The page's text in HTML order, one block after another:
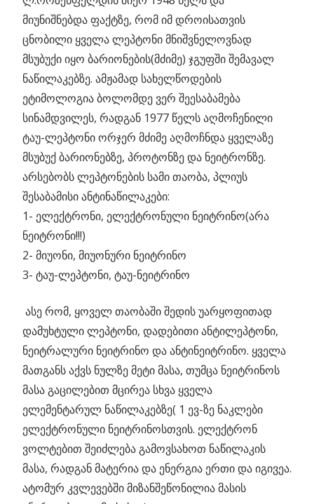
მიუნიშნებდა ფაქტზე, რომ იმ დროისათვის
ცნობილი ყველა ლეპტონი მნიშვნელოვნად
მსუბუქი იყო ბარიონების(მძიმე) ჯგუფში შემავალ
ნაწილაკებზე. ამჟამად სახელწოდების
ეტიმოლოგია ბოლომდე ვერ შეესაბამება
სინამდვილეს, რადგან 1977 წელს აღმოჩენილი
ტაუ-ლეპტონი ორჯერ მძიმე აღმოჩნდა ყველაზე
მსუბუქ ბარიონებზე, პროტონზე და ნეიტრონზე.
არსებობს ლეპტონების სამი თაობა, პლიუს
შესაბამისი ანტინაწილაკები:
1- ელექტრონი, ელექტრონული ნეიტრინო(არა
ნეიტრონი!!!)
2- მიუონი, მიუონური ნეიტრინო
3- ტაუ-ლეპტონი, ტაუ-ნეიტრინო
ასე რომ, ყოველ თაობაში შედის უარყოფითად
დამუხტული ლეპტონი, დადებითი ანტილეპტონი,
ნეიტრალური ნეიტრინო და ანტინეიტრინო. ყველა
მათგანს აქვს ნულზე მეტი მასა, თუმცა ნეიტრინოს
მასა გაცილებით მცირეა სხვა ყველა
ელემენტარულ ნაწილაკებზე( 1 ევ-ზე ნაკლები
ელექტრონული ნეიტრინოსთვის. ელექტრონ
ვოლტებით შეიძლება გამოვსახოთ ნაწილაკის
მასა, რადგან მატერია და ენერგია ერთი და იგივეა.
ატომურ კვლევებში მიზანშეწონილია მასის